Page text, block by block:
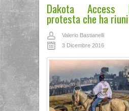
Dakota Access
protesta che ha
Valerio Bastianelli
3 Dicembre 2016